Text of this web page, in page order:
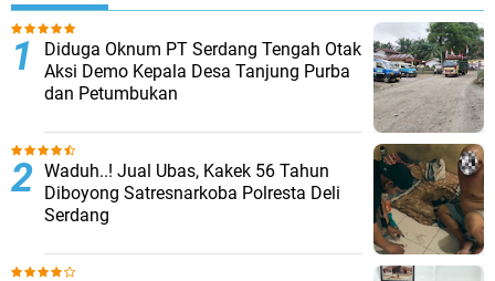
Diduga Oknum PT Serdang Tengah Otak
Aksi Demo Kepala Desa Tanjung Purba
dan Petumbukan
Waduh..! Jual Ubas, Kakek 56 Tahun
Diboyong Satresnarkoba Polresta Deli
Serdang